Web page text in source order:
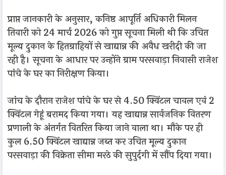
प्राप्त जानकारी के अनुसार, कनिष्ठ आपूर्ति अधिकारी मिलन
तिवारी को 24 मार्च 2026 को गुप्त सूचना मिली थी कि उचित
मूल्य दुकान के हितग्राहियों से खाद्यान्न की अवैध खरीदी की जा
रही है। सूचना के आधार पर उन्होंने ग्राम परसवाड़ा निवासी राजेश
पांचे के घर का निरीक्षण किया।
जांच के दौरान राजेश पांचे के घर से 4.50 क्विंटल चावल एवं 2
क्विंटल गेहूं बरामद किया गया। यह खाद्यान्न सार्वजनिक वितरण
प्रणाली के अंतर्गत वितरित किया जाने वाला था। मौके पर ही
कुल 6.50 क्विंटल खाद्यान्न जब्त कर उचित मूल्य दुकान
परसवाड़ा की विक्रेता सीमा मरठे की सुपुर्दगी में सौंप दिया गया।